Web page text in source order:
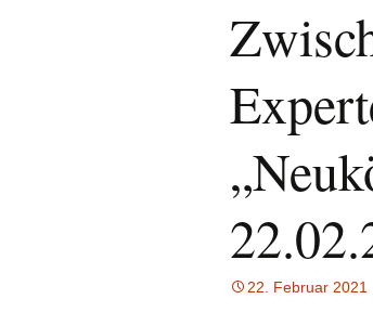
22. Februar 2021